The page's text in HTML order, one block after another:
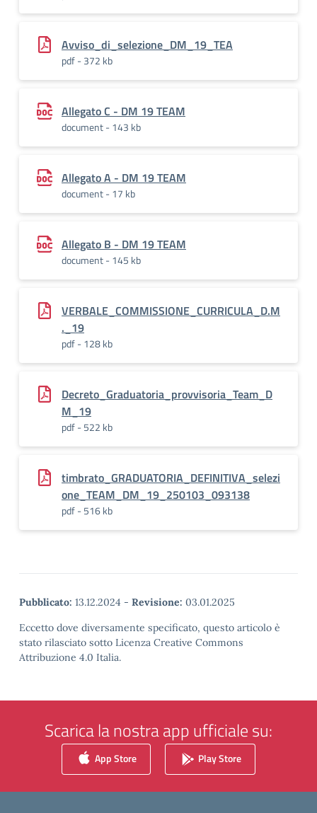
Avviso_di_selezione_DM_19_TEA
pdf - 372 kb
Allegato C - DM 19 TEAM
document - 143 kb
Allegato A - DM 19 TEAM
document - 17 kb
Allegato B - DM 19 TEAM
document - 145 kb
VERBALE_COMMISSIONE_CURRICULA_D.M
._19
pdf - 128 kb
Decreto_Graduatoria_provvisoria_Team_D
M_19
pdf - 522 kb
timbrato_GRADUATORIA_DEFINITIVA_selezi
one_TEAM_DM_19_250103_093138
pdf - 516 kb
Pubblicato: 13.12.2024 - Revisione: 03.01.2025
Eccetto dove diversamente specificato, questo articolo è
stato rilasciato sotto Licenza Creative Commons
Attribuzione 4.0 Italia.
Scarica la nostra app ufficiale su:
App Store Play Store